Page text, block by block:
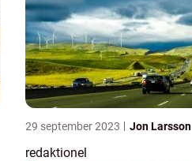
29 september 2023 Jon Larsson
redaktionel